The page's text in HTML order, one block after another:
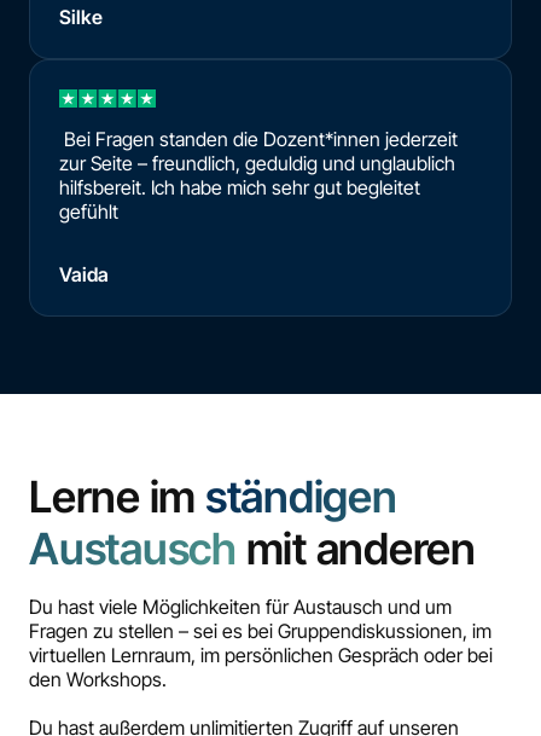
Silke
Bei Fragen standen die Dozent*innen jederzeit
zur Seite – freundlich, geduldig und unglaublich
hilfsbereit. Ich habe mich sehr gut begleitet
gefühlt
Vaida
Lerne im ständigen
Austausch mit anderen
Du hast viele Möglichkeiten für Austausch und um
Fragen zu stellen – sei es bei Gruppendiskussionen, im
virtuellen Lernraum, im persönlichen Gespräch oder bei
den Workshops.
Du hast außerdem unlimitierten Zugriff auf unseren